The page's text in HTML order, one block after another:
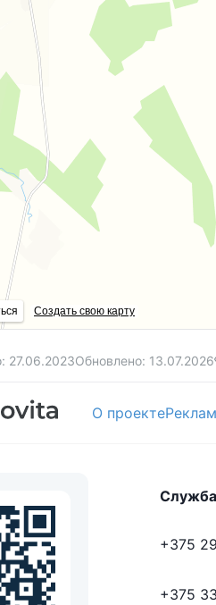
Создать свою карту
27.06.2023Обновлено: 13.07.2026
О проекте
+375
+375